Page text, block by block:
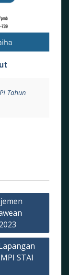
Tahun
STAI